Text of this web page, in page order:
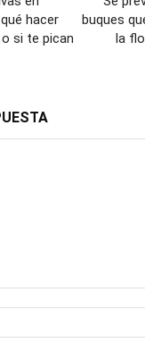
hacer
si te pican
buques
la